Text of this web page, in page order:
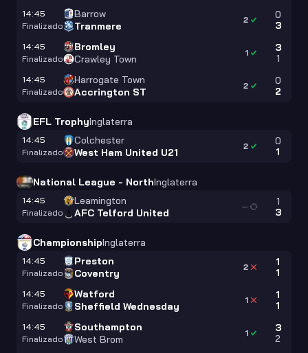
14:45
Finalizado
Barrow
Tranmere
0
3
2
14:45
Finalizado
Bromley
Crawley Town
3
1
1
14:45
Finalizado
Harrogate Town
Accrington ST
0
2
2
EFL TrophyInglaterra
14:45
Finalizado
Colchester
West Ham United U21
0
1
2
National League - NorthInglaterra
14:45
Finalizado
Leamington
AFC Telford United
1
3
—
ChampionshipInglaterra
14:45
Finalizado
Preston
Coventry
1
1
2
14:45
Finalizado
Watford
Sheffield Wednesday
1
1
1
14:45
Finalizado
Southampton
West Brom
3
2
1